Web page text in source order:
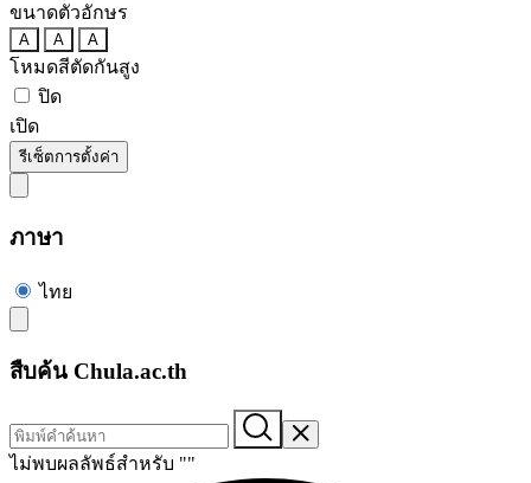
ขนาดตัวอักษร
A A A
โหมดสีตัดกันสูง
ปิด
เปิด
รีเซ็ตการตั้งค่า
ภาษา
ไทย
สืบค้น Chula.ac.th
ไม่พบผลลัพธ์สำหรับ ""